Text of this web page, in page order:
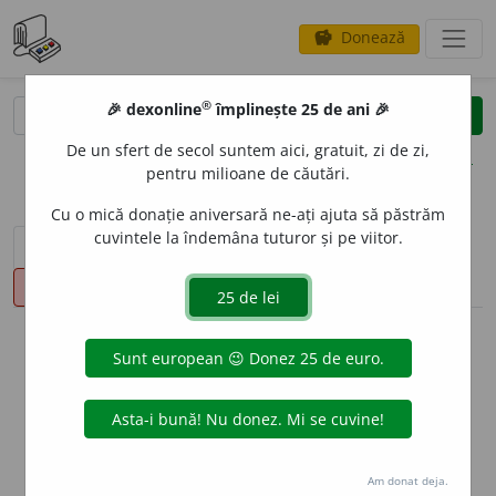
savings Donează
clear
opțiuni
sinteza definițiilor (1) definiții (11)
declinări
info
Aceste definiții sunt compilate de
echipa dexonline. Definițiile
originale se află pe filadefiniții.
Puteți reordona filele pe pagina de
🎉 dexonline® împlinește 25 de ani 🎉
De un sfert de secol suntem aici, gratuit, zi de zi,
pentru milioane de căutări.
Cu o mică donație aniversară ne-ați ajuta să păstrăm
cuvintele la îndemâna tuturor și pe viitor.
Am donat deja.